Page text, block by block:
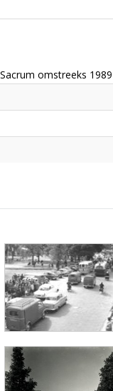
omstreeks 1989